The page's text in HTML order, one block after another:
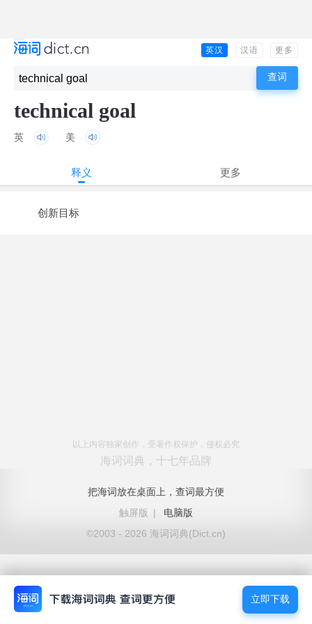
英汉 汉语 更多
technical goal
英 美
释义 更多
创新目标
以上内容独家创作，受著作权保护，侵权必究
海词词典，十七年品牌
把海词放在桌面上，查词最方便
触屏版
|
电脑版
©2003 - 2026 海词词典(Dict.cn)
立即下载
立即下载